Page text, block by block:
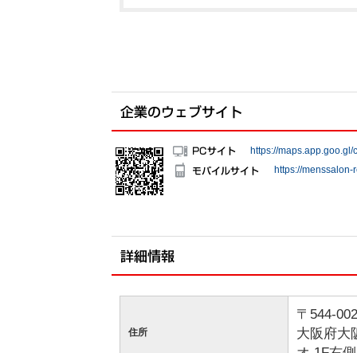
https://
https://menssalon-
住所
〒544-
大阪府大